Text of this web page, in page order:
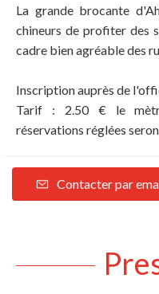
La grande brocante
chineurs de profiter des
cadre bien agréable des
Inscription auprès de
Tarif : 2.50 € le
réservations réglées
Contacter par